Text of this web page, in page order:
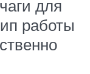
для
работы